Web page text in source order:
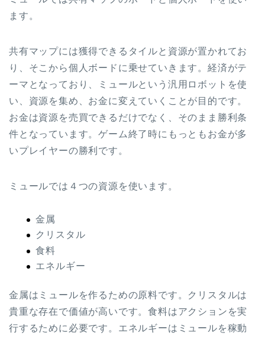
ます。
共有マップには獲得できるタイルと資源が置かれてお
り、そこから個人ボードに乗せていきます。経済がテ
ーマとなっており、ミュールという汎用ロボットを使
い、資源を集め、お金に変えていくことが目的です。
お金は資源を売買できるだけでなく、そのまま勝利条
件となっています。ゲーム終了時にもっともお金が多
いプレイヤーの勝利です。
ミュールでは４つの資源を使います。
金属
クリスタル
食料
エネルギー
金属はミュールを作るための原料です。クリスタルは
貴重な存在で価値が高いです。食料はアクションを実
行するために必要です。エネルギーはミュールを稼動